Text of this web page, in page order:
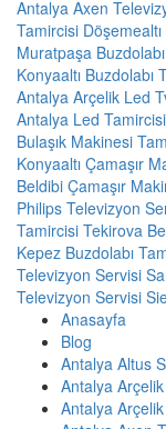
Antalya Axen
Tamircisi
Muratpaşa
Konyaaltı Buzdolabı
Antalya Arçelik Led
Antalya Led Tamircisi
Bulaşık Makinesi
Konyaaltı Çamaşır
Beldibi Çamaşır
Philips Televizyon
Tamircisi Tekirova
Kepez Buzdolabı
Televizyon Servisi
Televizyon Servisi
Anasayfa
Blog
Antalya Altus
Antalya
Antalya